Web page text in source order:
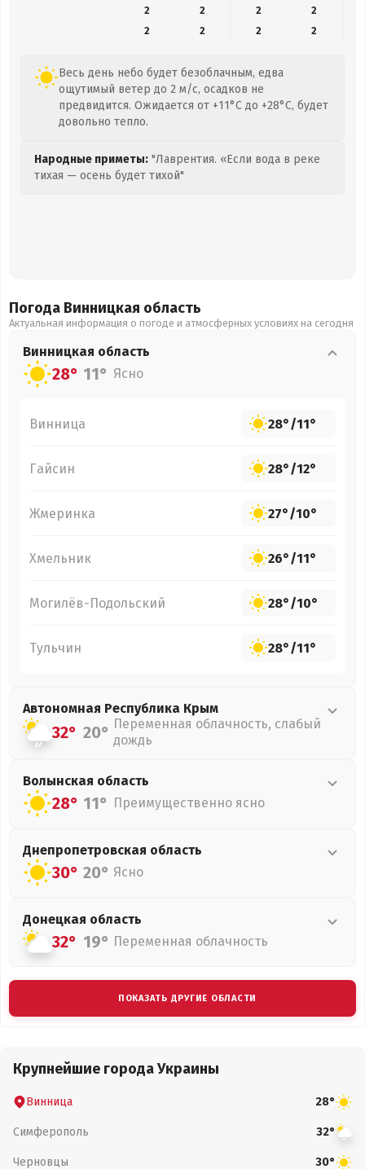
2
2 2
2
2
2 2 2
Весь день небо будет безоблачным, едва
ощутимый ветер до 2 м/с, осадков не
предвидится. Ожидается от +11°C до +28°C, будет
довольно тепло.
Народные приметы: "Лаврентия. «Если вода в реке
тихая — осень будет тихой"
Погода Винницкая область
Актуальная информация о погоде и атмосферных условиях на сегодня
Винницкая область
28° 11° Ясно
Винница 28°/11°
Гайсин 28°/12°
Жмеринка 27°/10°
Хмельник 26°/11°
Могилёв-Подольский 28°/10°
Тульчин 28°/11°
Автономная Республика Крым
32° 20° Переменная облачность, слабый
дождь
Волынская область
28° 11° Преимущественно ясно
Днепропетровская область
30° 20° Ясно
Донецкая область
32° 19° Переменная облачность
ПОКАЗАТЬ ДРУГИЕ ОБЛАСТИ
Крупнейшие города Украины
Винница 28°
Симферополь 32°
Черновцы 30°